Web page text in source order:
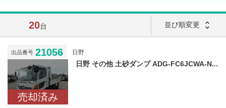
20台 並び順変更 unfold_more
出品番号 21056 日野
売却済み
日野 その他 土砂ダンプ ADG-FC6JCWA-N...